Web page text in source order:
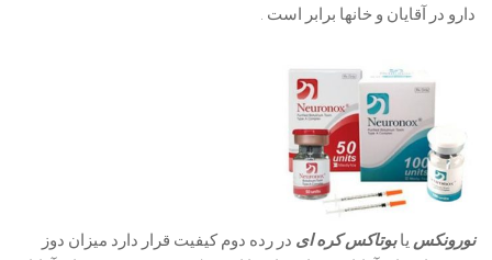
دارو در آقایان و خانها برابر است .
نورونکس یابوتاکس کره ای در رده دوم کیفیت قرار دارد میزان دوز